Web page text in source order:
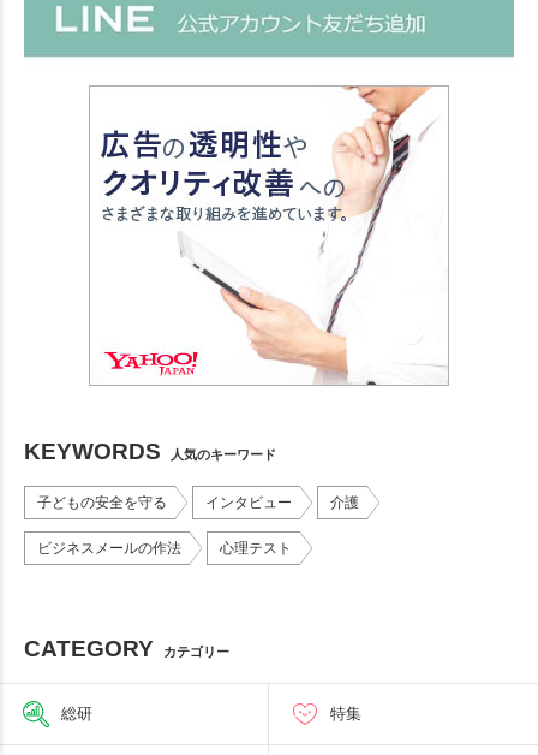
KEYWORDS 人気のキーワード
子どもの安全を守る インタビュー 介護
ビジネスメールの作法 心理テスト
CATEGORY カテゴリー
総研 特集